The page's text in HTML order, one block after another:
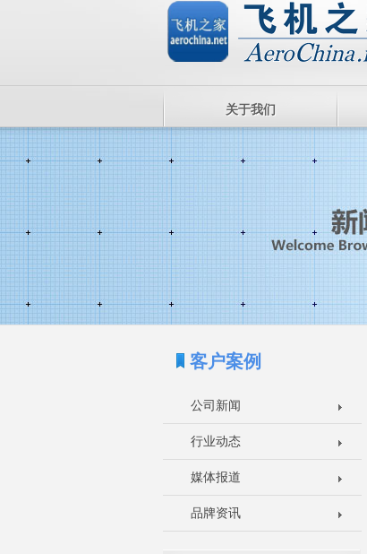
关于我们
客户案例
公司新闻
行业动态
媒体报道
品牌资讯